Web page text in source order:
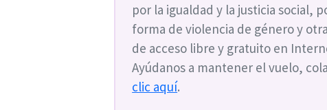
por la igualdad y la justicia social,
forma de violencia de género y
de acceso libre y gratuito en
Ayúdanos a mantener el vuelo,
clic aquí.